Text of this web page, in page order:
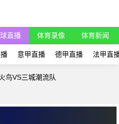
直播 体育录像 体育新闻
意甲直播 德甲直播 法甲直
鸟VS三城潮流队